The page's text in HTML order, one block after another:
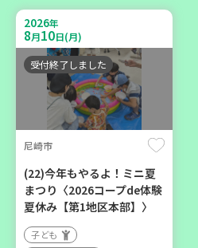
神戸市兵庫区
【第3地区本部】ほっとひと
いき 親子でゆったりタイ
ム♪(毎月開催予定)
子ども
親子で楽しむ
学び・体験
カフェ・つどい場
2026年
8月10日(月)
受付終了しました
尼崎市
(22)今年もやるよ！ミニ夏
まつり〈2026コープde体験
夏休み【第1地区本部】〉
子ども